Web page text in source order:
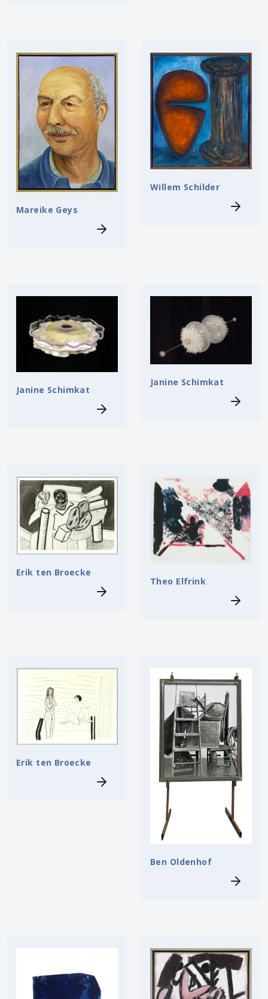
Mareike Geys
Willem Schilder
Janine Schimkat
Janine Schimkat
Erik ten Broecke
Theo Elfrink
Erik ten Broecke
Ben Oldenhof